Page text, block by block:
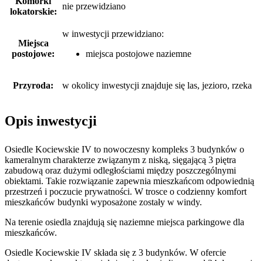
lokatorskie:
nie przewidziano
Miejsca
postojowe:
w inwestycji przewidziano:
miejsca postojowe naziemne
Przyroda: w okolicy inwestycji znajduje się las, jezioro, rzeka
Opis inwestycji
Osiedle Kociewskie IV to nowoczesny kompleks 3 budynków o
kameralnym charakterze związanym z niską, sięgającą 3 piętra
zabudową oraz dużymi odległościami między poszczególnymi
obiektami. Takie rozwiązanie zapewnia mieszkańcom odpowiednią
przestrzeń i poczucie prywatności. W trosce o codzienny komfort
mieszkańców budynki wyposażone zostały w windy.
Na terenie osiedla znajdują się naziemne miejsca parkingowe dla
mieszkańców.
Osiedle Kociewskie IV składa się z 3 budynków. W ofercie